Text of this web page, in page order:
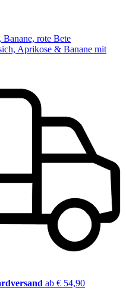
rote Bete
Aprikose & Banane mit
ab € 54,90